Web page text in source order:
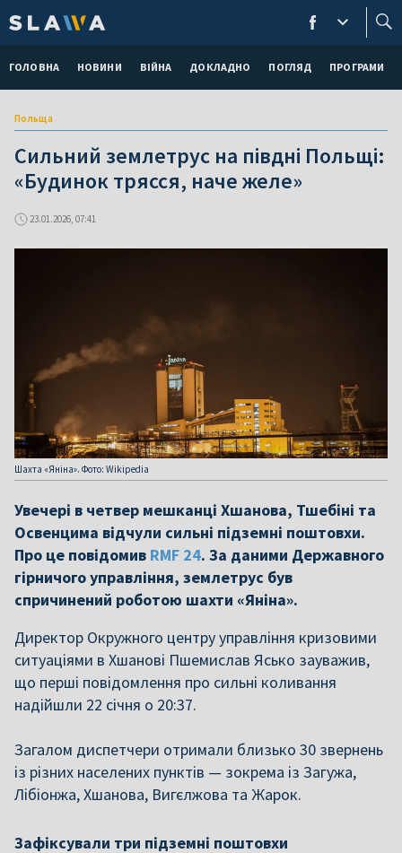
ГОЛОВНА НОВИНИ ВІЙНА ДОКЛАДНО ПОГЛЯД ПРОГРАМИ
Польща
Сильний землетрус на півдні Польщі:
«Будинок трясся, наче желе»
23.01.2026, 07:41
Шахта «Яніна». Фото: Wikipedia
Увечері в четвер мешканці Хшанова, Тшебіні та
Освенцима відчули сильні підземні поштовхи.
Про це повідомив RMF 24. За даними Державного
гірничого управління, землетрус був
спричинений роботою шахти «Яніна».
Директор Окружного центру управління кризовими
ситуаціями в Хшанові Пшемислав Ясько зауважив,
що перші повідомлення про сильні коливання
надійшли 22 січня о 20:37.
Загалом диспетчери отримали близько 30 звернень
із різних населених пунктів — зокрема із Загужа,
Лібіонжа, Хшанова, Вигєлжова та Жарок.
Зафіксували три підземні поштовхи